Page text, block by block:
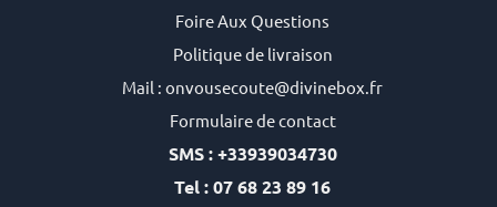
Foire Aux Questions
Politique de livraison
Mail : onvousecoute@divinebox.fr
Formulaire de contact
SMS : +33939034730
Tel : 07 68 23 89 16